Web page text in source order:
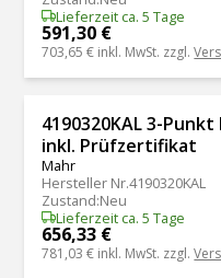
Lieferzeit ca. 5 Tage
591,30 €
703,65 € inkl. MwSt. zzgl.
4190320KAL 3-
inkl. Prüfzertifikat
Mahr
Hersteller Nr.4190320KAL
Zustand:Neu
Lieferzeit ca. 5 Tage
656,33 €
781,03 € inkl. MwSt. zzgl.